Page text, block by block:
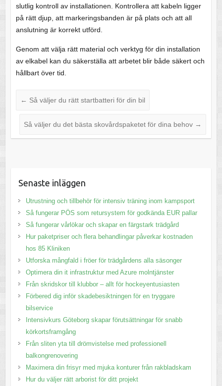
slutlig kontroll av installationen. Kontrollera att kabeln ligger
på rätt djup, att markeringsbanden är på plats och att all
anslutning är korrekt utförd.
Genom att välja rätt material och verktyg för din installation
av elkabel kan du säkerställa att arbetet blir både säkert och
hållbart över tid.
← Så väljer du rätt startbatteri för din bil
Så väljer du det bästa skovårdspaketet för dina behov →
Senaste inläggen
Utrustning och tillbehör för intensiv träning inom kampsport
Så fungerar PÖS som retursystem för godkända EUR pallar
Så fungerar vårlökar och skapar en färgstark trädgård
Hur paketpriser och flera behandlingar påverkar kostnaden
hos 85 Kliniken
Utforska mångfald i fröer för trädgårdens alla säsonger
Optimera din it infrastruktur med Azure molntjänster
Från skridskor till klubbor – allt för hockeyentusiasten
Förbered dig inför skadebesiktningen för en tryggare
bilservice
Intensivkurs Göteborg skapar förutsättningar för snabb
körkortsframgång
Från sliten yta till drömvistelse med professionell
balkongrenovering
Maximera din frisyr med mjuka konturer från rakbladskam
Hur du väljer rätt arborist för ditt projekt